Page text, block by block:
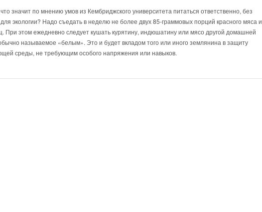
значит по мнению умов из Кембриджского университета питаться ответственно, без
экологии? Надо съедать в неделю не более двух 85-граммовых порций красного мяса и
При этом ежедневно следует кушать курятину, индюшатину или мясо другой домашней
называемое «белым». Это и будет вкладом того или иного землянина в защиту
среды, не требующим особого напряжения или навыков.